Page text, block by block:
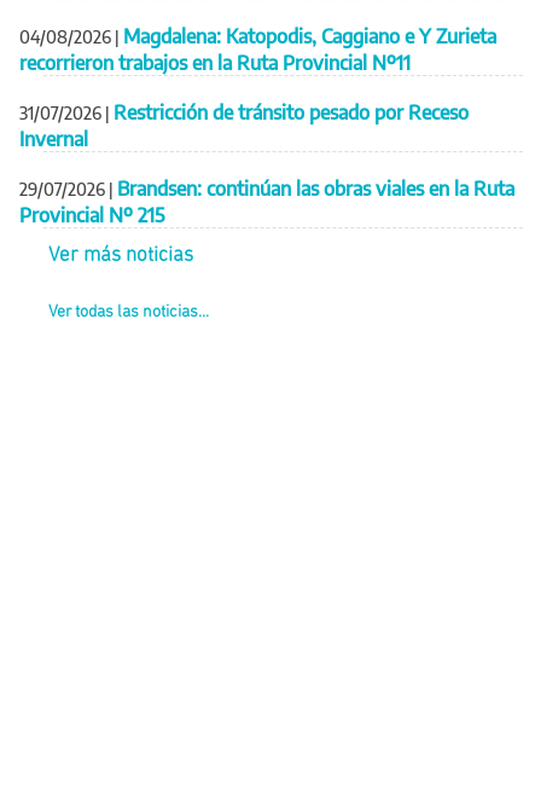
04/08/2026 | Magdalena: Katopodis, Caggiano e Y Zurieta
recorrieron trabajos en la Ruta Provincial Nº11
31/07/2026 | Restricción de tránsito pesado por Receso
Invernal
29/07/2026 | Brandsen: continúan las obras viales en la Ruta
Provincial Nº 215
Ver más noticias
Ver todas las noticias...